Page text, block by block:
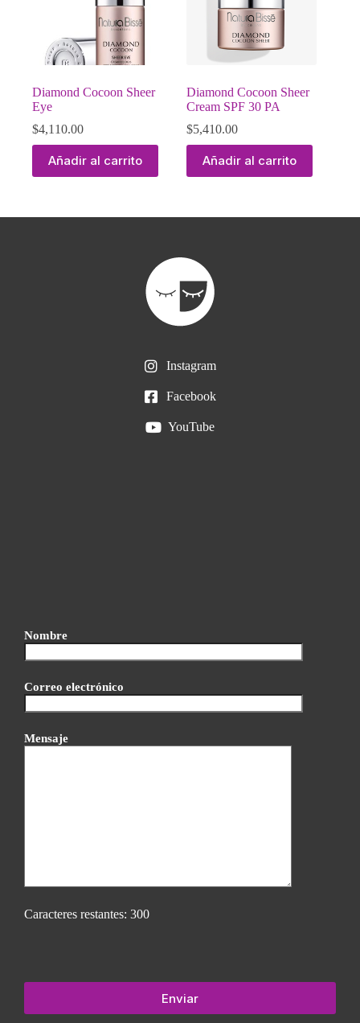
Diamond Cocoon Sheer
Eye
$4,110.00
Añadir al carrito
Diamond Cocoon Sheer
Cream SPF 30 PA
$5,410.00
Añadir al carrito
Instagram
Facebook
YouTube
Nombre
Correo electrónico
Mensaje
Caracteres restantes: 300